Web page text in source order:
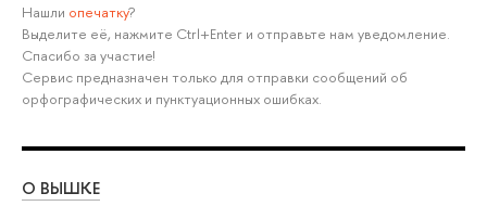
Нашли опечатку?
Выделите её, нажмите Ctrl+Enter и отправьте нам уведомление.
Спасибо за участие!
Сервис предназначен только для отправки сообщений об
орфографических и пунктуационных ошибках.
О ВЫШКЕ